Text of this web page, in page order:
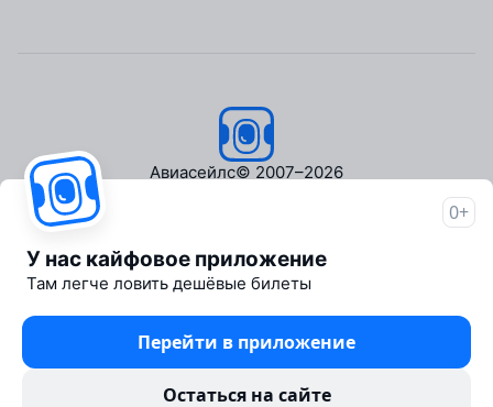
Авиасейлс© 2007–2026
Пресс‑центр
Travelpayouts
Партнёрская программа
Медиа Yo'lovchi
Трэвел‑медиа Aviasales.uz
0+
У нас кайфовое приложение
Там легче ловить дешёвые билеты
Перейти в приложение
Остаться на сайте